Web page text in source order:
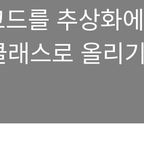
를 추상화에
스로 올리기